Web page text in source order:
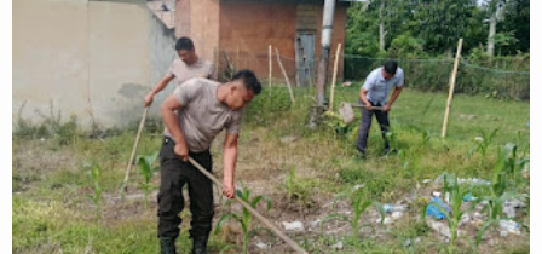
ADVETORIAL
REDAKSI